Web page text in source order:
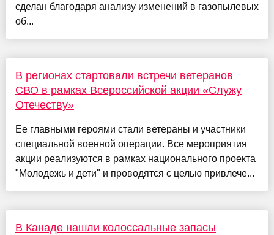
сделан благодаря анализу изменений в газопылевых
об...
В регионах стартовали встречи ветеранов
СВО в рамках Всероссийской акции «Служу
Отечеству»
Ее главными героями стали ветераны и участники
специальной военной операции. Все мероприятия
акции реализуются в рамках национального проекта
"Молодежь и дети" и проводятся с целью привлече...
В Канаде нашли колоссальные запасы